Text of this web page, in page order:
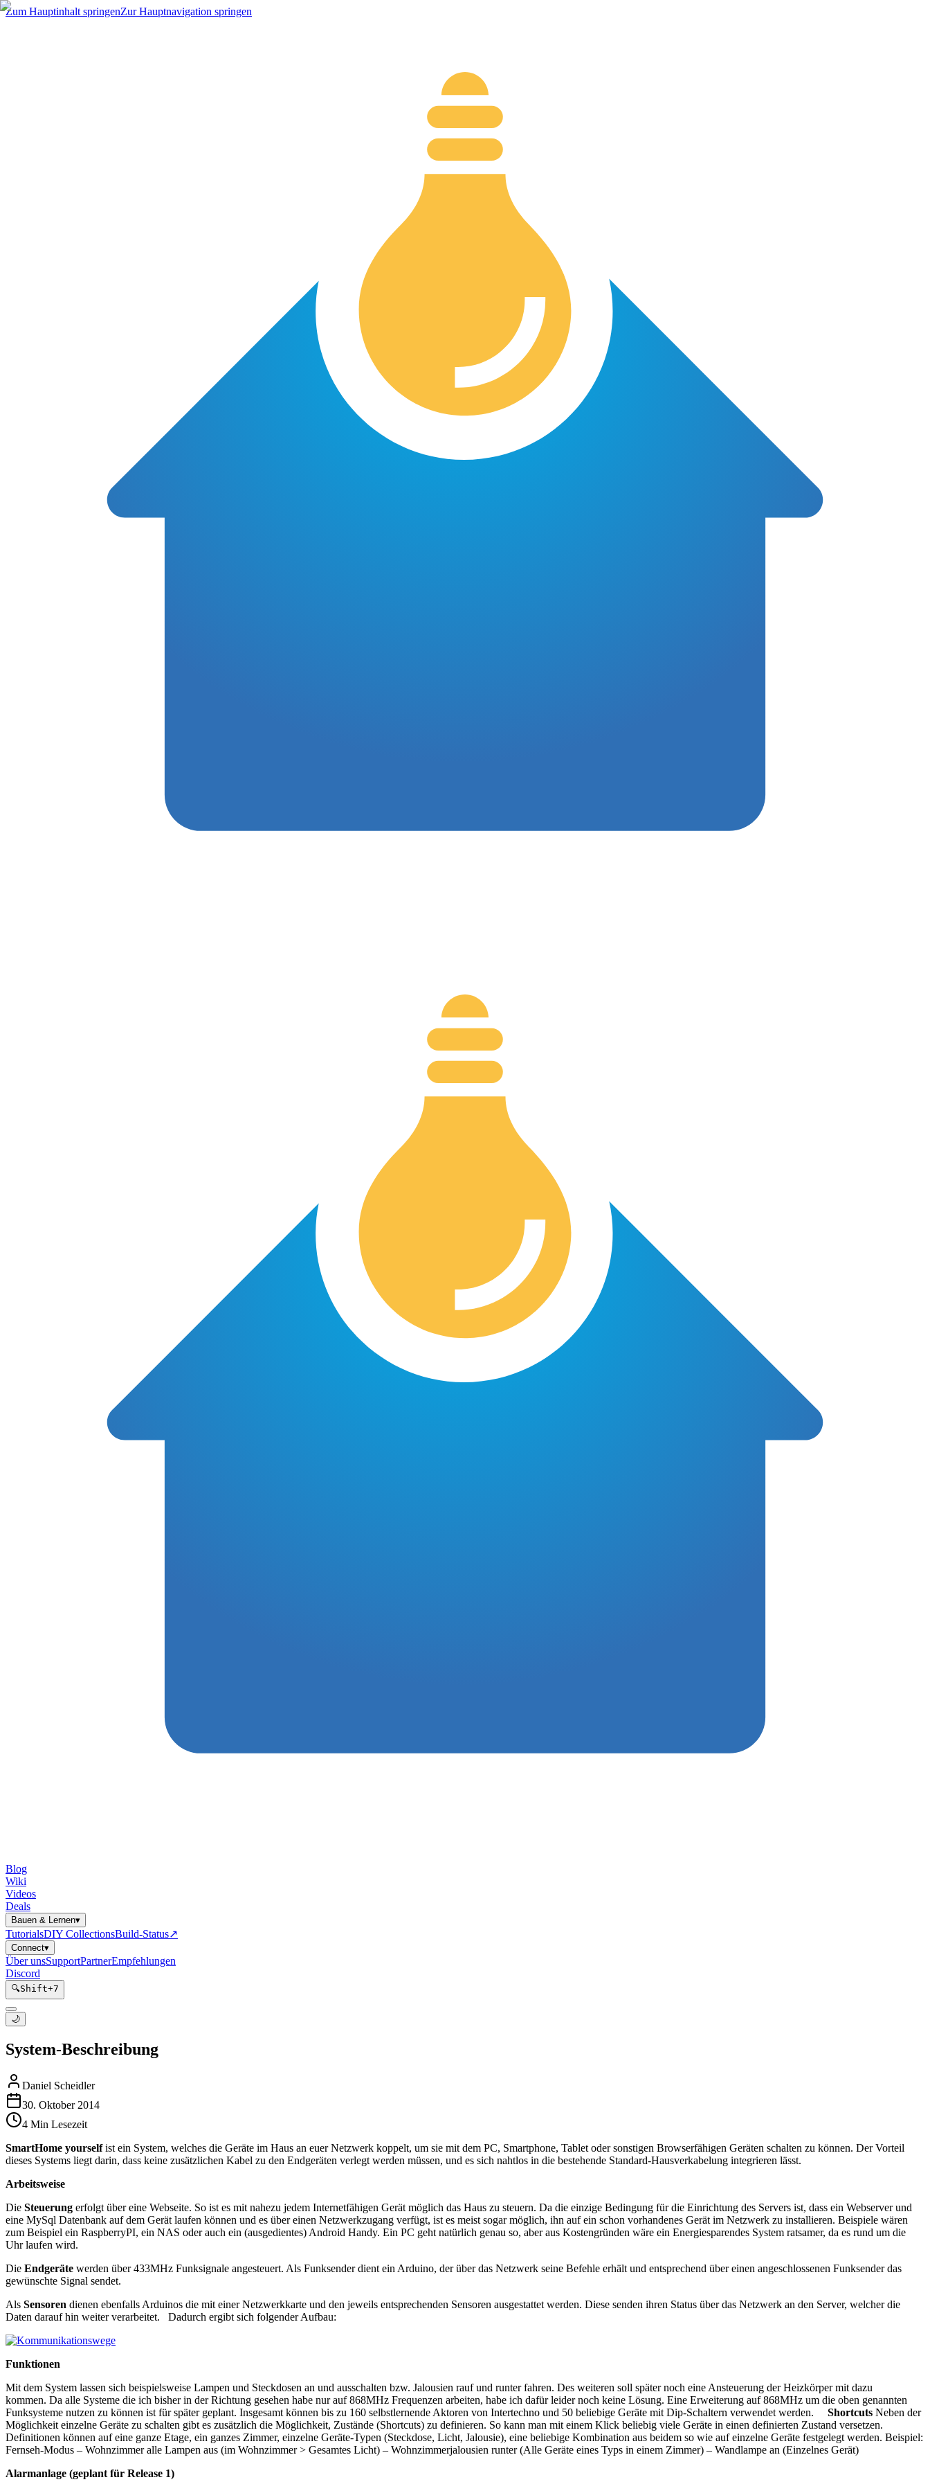
Zum Hauptinhalt springenZur Hauptnavigation springen
Blog
Wiki
Videos
Deals
Bauen & Lernen▾
TutorialsDIY CollectionsBuild-Status↗
Connect▾
Über unsSupportPartnerEmpfehlungen
Discord
🔍Shift+7
🌙
System-Beschreibung
Daniel Scheidler
30. Oktober 2014
4 Min Lesezeit
SmartHome yourselfist ein System, welches die Geräte im Haus an euer Netzwerk koppelt, um sie mit dem PC, Smartphone, Tablet oder sonstigen Browserfähigen Geräten schalten zu können. Der Vorteil
dieses Systems liegt darin, dass keine zusätzlichen Kabel zu den Endgeräten verlegt werden müssen, und es sich nahtlos in die bestehende Standard-Hausverkabelung integrieren lässt.
Arbeitsweise
Die Steuerung erfolgt über eine Webseite. So ist es mit nahezu jedem Internetfähigen Gerät möglich das Haus zu steuern. Da die einzige Bedingung für die Einrichtung des Servers ist, dass ein Webserver und
eine MySql Datenbank auf dem Gerät laufen können und es über einen Netzwerkzugang verfügt, ist es meist sogar möglich, ihn auf ein schon vorhandenes Gerät im Netzwerk zu installieren. Beispiele wären
zum Beispiel ein RaspberryPI, ein NAS oder auch ein (ausgedientes) Android Handy. Ein PC geht natürlich genau so, aber aus Kostengründen wäre ein Energiesparendes System ratsamer, da es rund um die
Uhr laufen wird.
Die Endgeräte werden über 433MHz Funksignale angesteuert. Als Funksender dient ein Arduino, der über das Netzwerk seine Befehle erhält und entsprechend über einen angeschlossenen Funksender das
gewünschte Signal sendet.
Als Sensoren dienen ebenfalls Arduinos die mit einer Netzwerkkarte und den jeweils entsprechenden Sensoren ausgestattet werden. Diese senden ihren Status über das Netzwerk an den Server, welcher die
Daten darauf hin weiter verarbeitet. Dadurch ergibt sich folgender Aufbau:
Funktionen
Mit dem System lassen sich beispielsweise Lampen und Steckdosen an und ausschalten bzw. Jalousien rauf und runter fahren. Des weiteren soll später noch eine Ansteuerung der Heizkörper mit dazu
kommen. Da alle Systeme die ich bisher in der Richtung gesehen habe nur auf 868MHz Frequenzen arbeiten, habe ich dafür leider noch keine Lösung. Eine Erweiterung auf 868MHz um die oben genannten
Funksysteme nutzen zu können ist für später geplant. Insgesamt können bis zu 160 selbstlernende Aktoren von Intertechno und 50 beliebige Geräte mit Dip-Schaltern verwendet werden. Shortcuts Neben der
Möglichkeit einzelne Geräte zu schalten gibt es zusätzlich die Möglichkeit, Zustände (Shortcuts) zu definieren. So kann man mit einem Klick beliebig viele Geräte in einen definierten Zustand versetzen.
Definitionen können auf eine ganze Etage, ein ganzes Zimmer, einzelne Geräte-Typen (Steckdose, Licht, Jalousie), eine beliebige Kombination aus beidem so wie auf einzelne Geräte festgelegt werden. Beispiel:
Fernseh-Modus – Wohnzimmer alle Lampen aus (im Wohnzimmer > Gesamtes Licht) – Wohnzimmerjalousien runter (Alle Geräte eines Typs in einem Zimmer) – Wandlampe an (Einzelnes Gerät)
Alarmanlage (geplant für Release 1)